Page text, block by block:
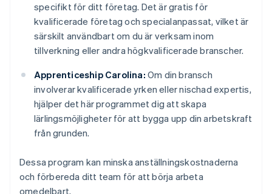
specifikt för ditt företag. Det är gratis för
kvalificerade företag och specialanpassat, vilket är
särskilt användbart om du är verksam inom
tillverkning eller andra högkvalificerade branscher.
Apprenticeship Carolina: Om din bransch
involverar kvalificerade yrken eller nischad expertis,
hjälper det här programmet dig att skapa
lärlingsmöjligheter för att bygga upp din arbetskraft
från grunden.
Dessa program kan minska anställningskostnaderna
och förbereda ditt team för att börja arbeta
omedelbart.